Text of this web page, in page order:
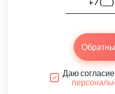
Даю